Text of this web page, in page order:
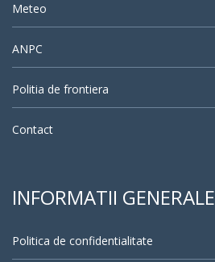
Meteo
ANPC
Politia de frontiera
Contact
INFORMATII GENERALE
Politica de confidentialitate